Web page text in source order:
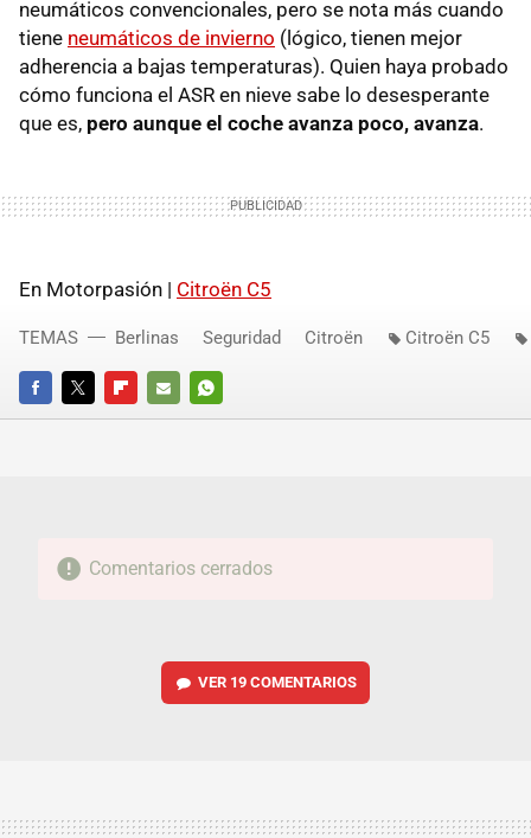
neumáticos convencionales, pero se nota más cuando
tiene neumáticos de invierno (lógico, tienen mejor
adherencia a bajas temperaturas). Quien haya probado
cómo funciona el ASR en nieve sabe lo desesperante
que es, pero aunque el coche avanza poco, avanza.
En Motorpasión | Citroën C5
FACEBOOKTWITTERFLIPBOARD
E-
WHATSAPP
TEMAS Berlinas Seguridad Citroën Citroën C5
Comentarios cerrados
VER 19 COMENTARIOS